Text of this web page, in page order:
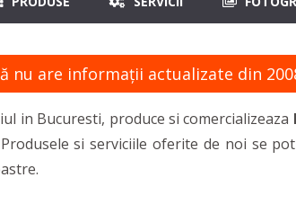
nu are informaţii actualizate din
in Bucuresti, produce si comercializeaza
si serviciile oferite de noi se